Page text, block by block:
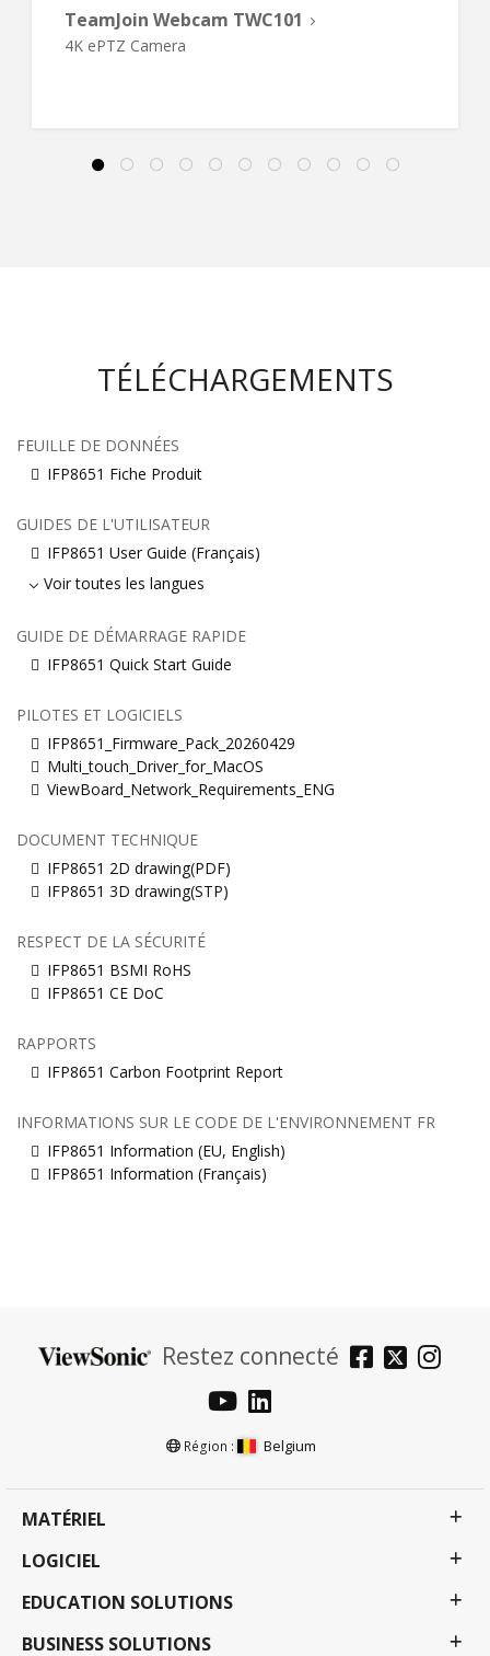
TeamJoin Webcam TWC101
4K ePTZ Camera
TÉLÉCHARGEMENTS
FEUILLE DE DONNÉES
IFP8651 Fiche Produit
GUIDES DE L'UTILISATEUR
IFP8651 User Guide (Français)
Voir toutes les langues
GUIDE DE DÉMARRAGE RAPIDE
IFP8651 Quick Start Guide
PILOTES ET LOGICIELS
IFP8651_Firmware_Pack_20260429
Multi_touch_Driver_for_MacOS
ViewBoard_Network_Requirements_ENG
DOCUMENT TECHNIQUE
IFP8651 2D drawing(PDF)
IFP8651 3D drawing(STP)
RESPECT DE LA SÉCURITÉ
IFP8651 BSMI RoHS
IFP8651 CE DoC
RAPPORTS
IFP8651 Carbon Footprint Report
INFORMATIONS SUR LE CODE DE L'ENVIRONNEMENT FR
IFP8651 Information (EU, English)
IFP8651 Information (Français)
Restez connecté
Région : Belgium
MATÉRIEL
LOGICIEL
EDUCATION SOLUTIONS
BUSINESS SOLUTIONS